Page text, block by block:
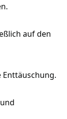
auf den